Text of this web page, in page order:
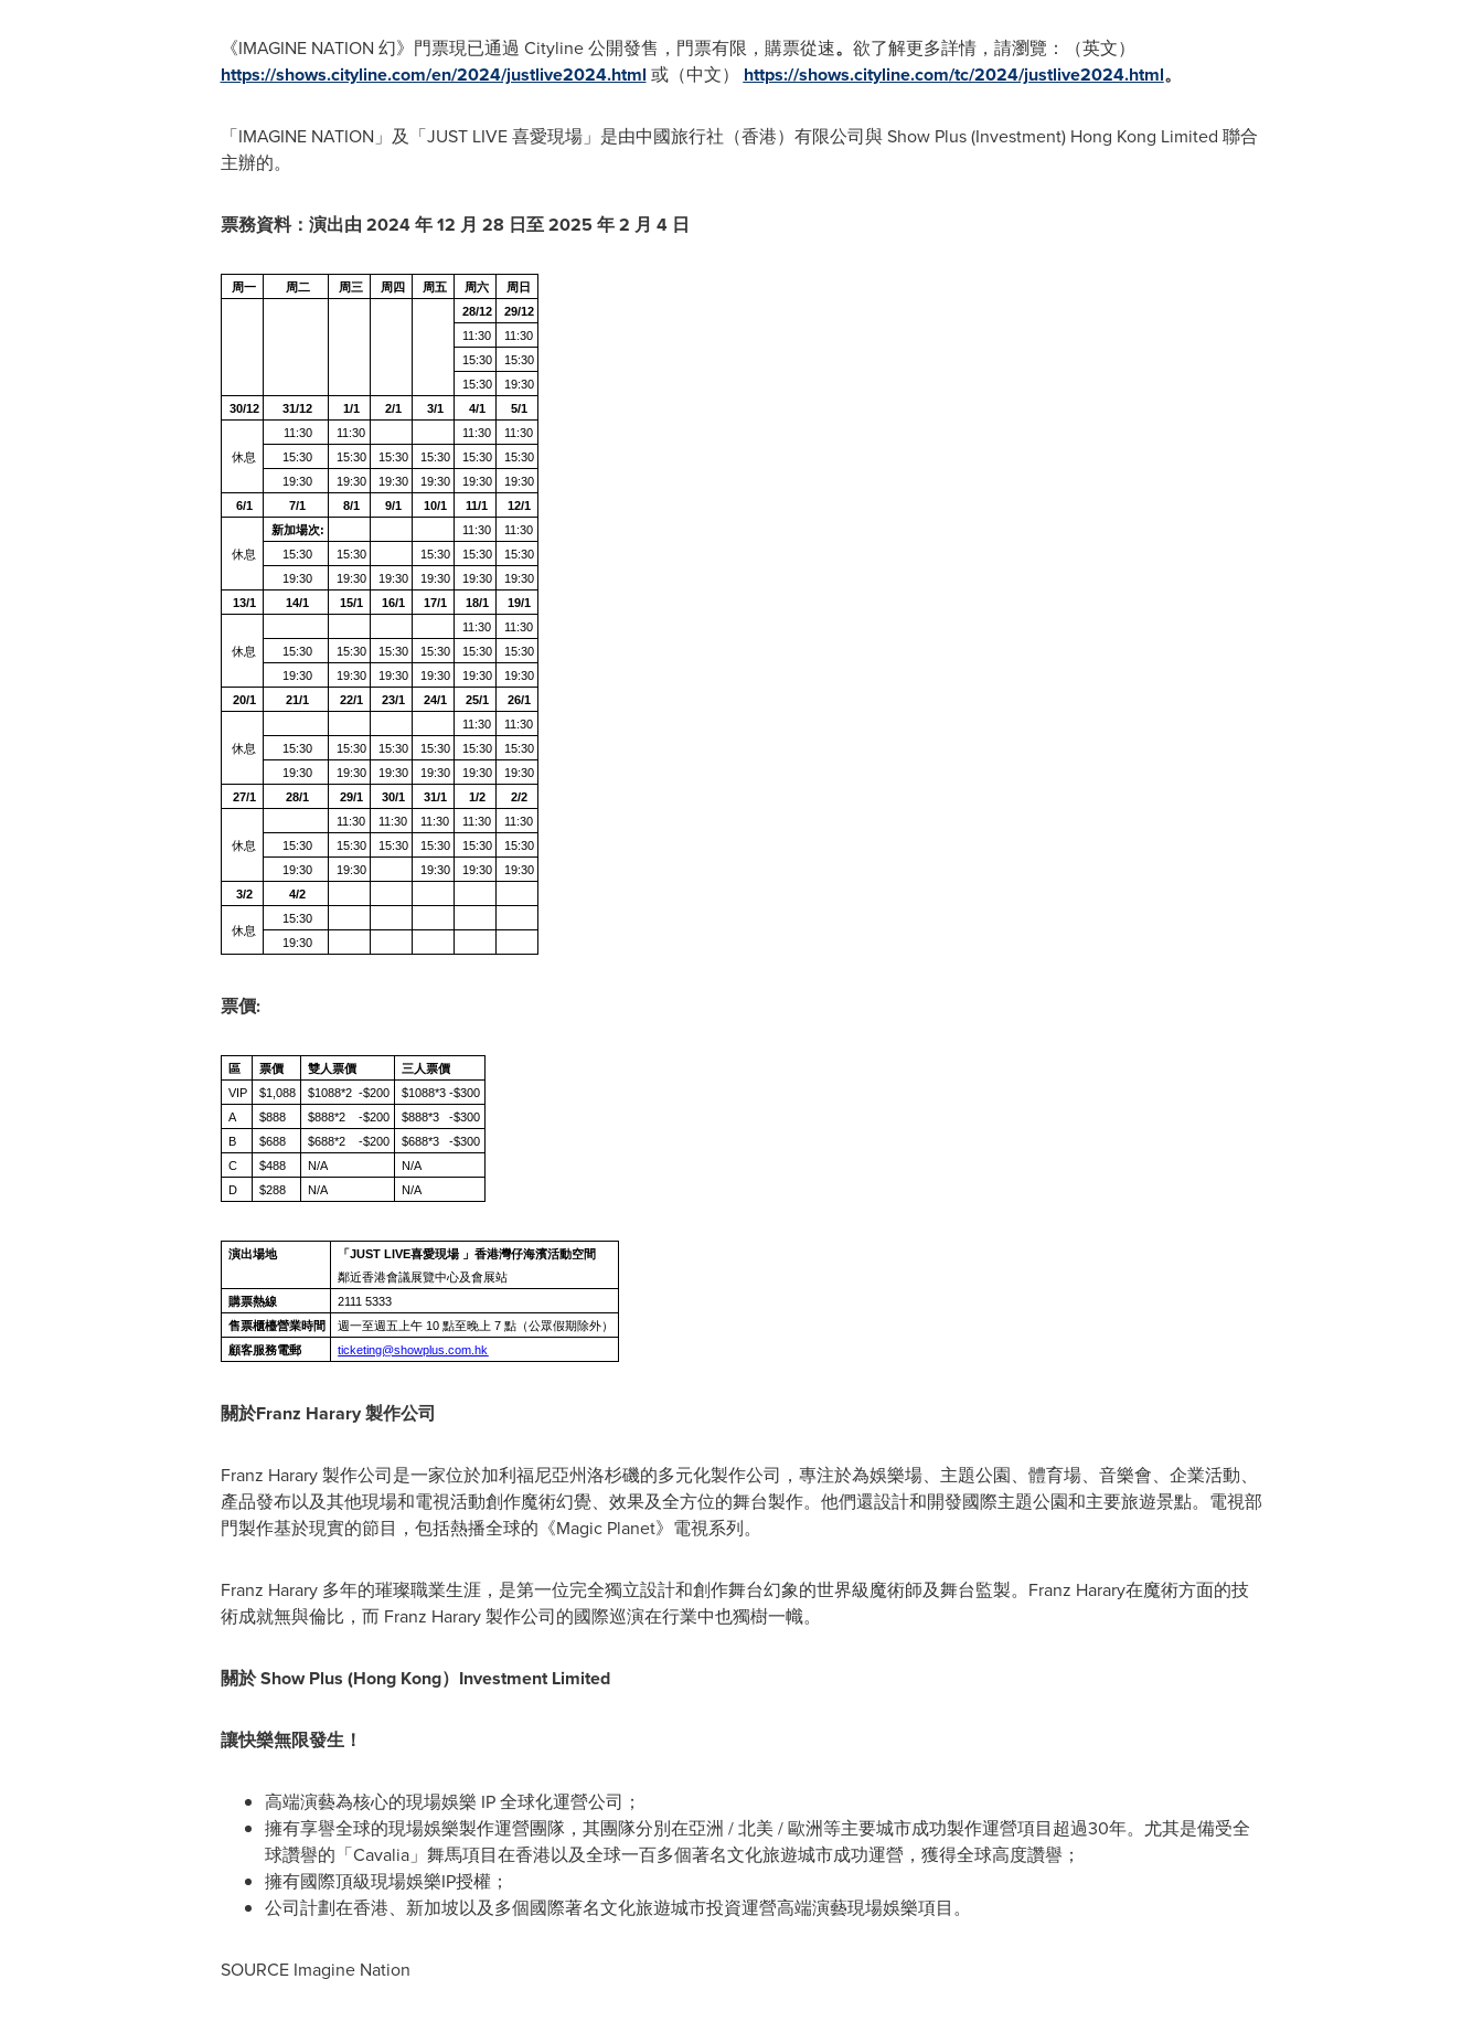
《IMAGINE NATION 幻》門票現已通過 Cityline 公開發售，門票有限，購票從速。 欲了解更多詳情，請瀏覽：（英文）
https://shows.cityline.com/en/2024/justlive2024.html 或（中文） https://shows.cityline.com/tc/2024/justlive2024.html。
「IMAGINE NATION」及「JUST LIVE 喜愛現場」是由中國旅行社（香港）有限公司與 Show Plus (Investment) Hong Kong Limited 聯合
主辦的。
票務資料：演出由 2024年12 月 28 日至2025 年2 月 4 日
周一 周二 周三 周四 周五 周六
周日
28/12 29/12
11:30
11:30
15:30
15:30
15:30
19:30
30/12 31/12 1/1 2/1 3/1 4/1 5/1
休息
11:30 11:30 11:30
11:30
15:30
15:30 15:30 15:30 15:30
15:30
19:30
19:30 19:30 19:30 19:30
19:30
6/1 7/1 8/1 9/1 10/1 11/1 12/1
休息
新加場次: 11:30
11:30
15:30
15:30 15:30 15:30
15:30
19:30
19:30 19:30 19:30 19:30
19:30
13/1 14/1 15/1 16/1 17/1 18/1 19/1
休息
11:30
11:30
15:30
15:30 15:30 15:30 15:30
15:30
19:30
19:30 19:30 19:30 19:30
19:30
20/1 21/1 22/1 23/1 24/1 25/1 26/1
休息
11:30
11:30
15:30
15:30 15:30 15:30 15:30
15:30
19:30
19:30 19:30 19:30 19:30
19:30
27/1 28/1 29/1 30/1 31/1 1/2 2/2
休息
11:30 11:30 11:30 11:30
11:30
15:30
15:30 15:30 15:30 15:30
15:30
19:30
19:30 19:30 19:30
19:30
3/2 4/2
休息
15:30
19:30
票價:
區 票價 雙人票價
三人票價
VIP
$1,088 $1088*2 -$200
$1088*3 -$300
A
$888 $888*2 -$200
$888*3 -$300
B
$688 $688*2 -$200
$688*3 -$300
C
$488 N/A
N/A
D
$288 N/A N/A
演出場地 「JUST LIVE喜愛現場 」香港灣仔海濱活動空間
鄰近香港會議展覽中心及會展站
購票熱線
2111 5333
售票櫃檯營業時間
週一至週五上午 10 點至晚上 7 點（公眾假期除外）
顧客服務電郵
ticketing@showplus.com.hk
關於Franz Harary製作公司
Franz Harary製作公司是一家位於加利福尼亞州洛杉磯的多元化製作公司，專注於為娛樂場、主題公園、體育場、音樂會、企業活動、
產品發布以及其他現場和電視活動創作魔術幻覺、效果及全方位的舞台製作。他們還設計和開發國際主題公園和主要旅遊景點。電視部
門製作基於現實的節目，包括熱播全球的《Magic Planet》電視系列。
Franz Harary多年的璀璨職業生涯，是第一位完全獨立設計和創作舞台幻象的世界級魔術師及舞台監製。Franz Harary在魔術方面的技
術成就無與倫比，而 Franz Harary 製作公司的國際巡演在行業中也獨樹一幟。
關於Show Plus (Hong Kong） Investment Limited
讓快樂無限發生！
高端演藝為核心的現場娛樂 IP 全球化運營公司；
擁有享譽全球的現場娛樂製作運營團隊，其團隊分別在亞洲 / 北美 / 歐洲等主要城市成功製作運營項目超過30年。尤其是備受全
球讚譽的 「Cavalia」 舞馬項目在香港以及全球一百多個著名文化旅遊城市成功運營，獲得全球高度讚譽；
擁有國際頂級現場娛樂IP授權；
公司計劃在香港、新加坡以及多個國際著名文化旅遊城市投資運營高端演藝現場娛樂項目。
SOURCE Imagine Nation